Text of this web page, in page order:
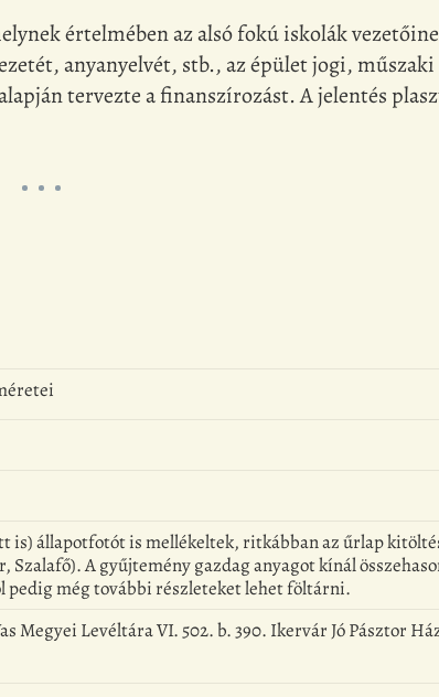
értelmében az alsó fokú iskolák
anyanyelvét, stb., az épület jogi,
tervezte a finanszírozást. A jelentés
is) állapotfotót is mellékeltek, ritkábban az űrlap
Szalafő). A gyűjtemény gazdag anyagot kínál
pedig még további részleteket lehet föltárni.
Megyei Levéltára VI. 502. b. 390. Ikervár Jó Pásztor